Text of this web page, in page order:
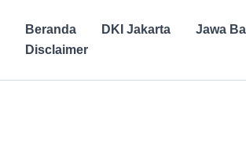
Beranda DKI Jakarta Jawa
Disclaimer